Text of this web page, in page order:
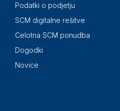
Podatki o podjetju
SCM digitalne rešitve
Celotna SCM ponudba
Dogodki
Novice